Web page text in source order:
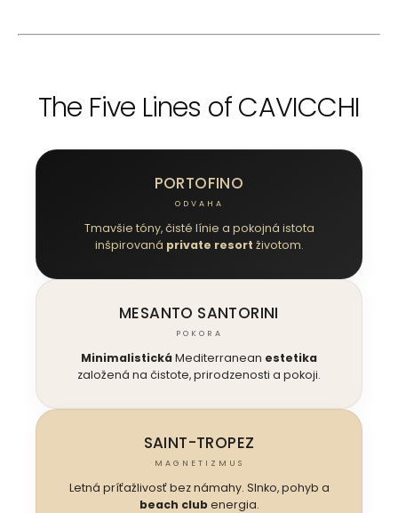
The Five Lines of CAVICCHI
PORTOFINO
ODVAHA
Tmavšie tóny, čisté línie a pokojná istota
inšpirovaná private resort životom.
MESANTO SANTORINI
POKORA
MinimalistickáMediterranean estetika
založená na čistote, prirodzenosti a pokoji.
SAINT-TROPEZ
MAGNETIZMUS
Letná príťažlivosť bez námahy. Slnko, pohyb a
beach clubenergia.